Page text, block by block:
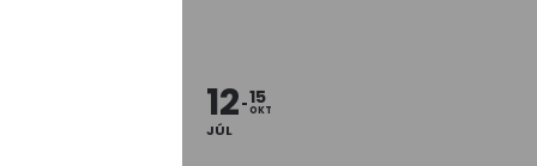
12
JÚL
15
OKT